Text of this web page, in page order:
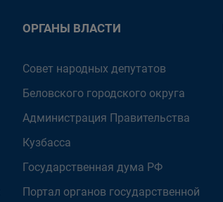
ОРГАНЫ ВЛАСТИ
Совет народных депутатов
Беловского городского округа
Администрация Правительства
Кузбасса
Государственная дума РФ
Портал органов государственной